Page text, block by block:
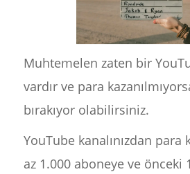
Muhtemelen zaten bir
vardır ve para
bırakıyor olabilirsiniz.
YouTube kanalınızdan para
az 1.000 aboneye ve önceki